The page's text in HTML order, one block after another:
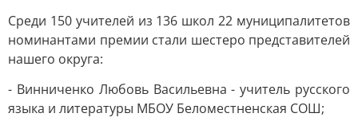
Среди 150 учителей из 136 школ 22 муниципалитетов
номинантами премии стали шестеро представителей
нашего округа:
- Винниченко Любовь Васильевна - учитель русского
языка и литературы МБОУ Беломестненская СОШ;